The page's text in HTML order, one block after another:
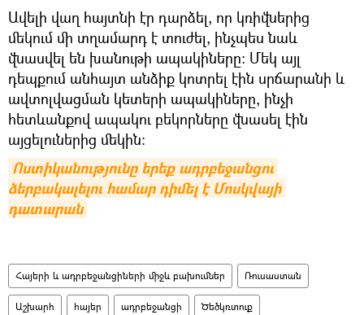
Ավելի վաղ հայտնի էր դարձել, որ կռիվներից
մեկում մի տղամարդ է տուժել, ինչպես նաև
վնասվել են խանութի ապակիները։ Մեկ այլ
դեպքում անհայտ անձիք կոտրել էին սրճարանի և
ավտոլվացման կետերի ապակիները, ինչի
հետևանքով ապակու բեկորները վնասել էին
այցելուներից մեկին։
Ոստիկանությունը երեք ադրբեջանցու
ձերբակալելու համար դիմել է Մոսկվայի
դատարան
Հայերի և ադրբեջանցիների միջև բախումներ Ռուսաստան
Աշխարհ հայեր ադրբեջանցի Ծեծկռտուք